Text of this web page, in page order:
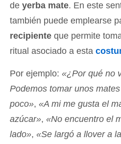
de yerba mate. En este
también puede emplearse
recipiente que permite
ritual asociado a esta
Por ejemplo: «¿Por qué no
Podemos tomar unos
poco», «A mi me gusta el
azúcar», «No encuentro el
lado», «Se largó a llover a